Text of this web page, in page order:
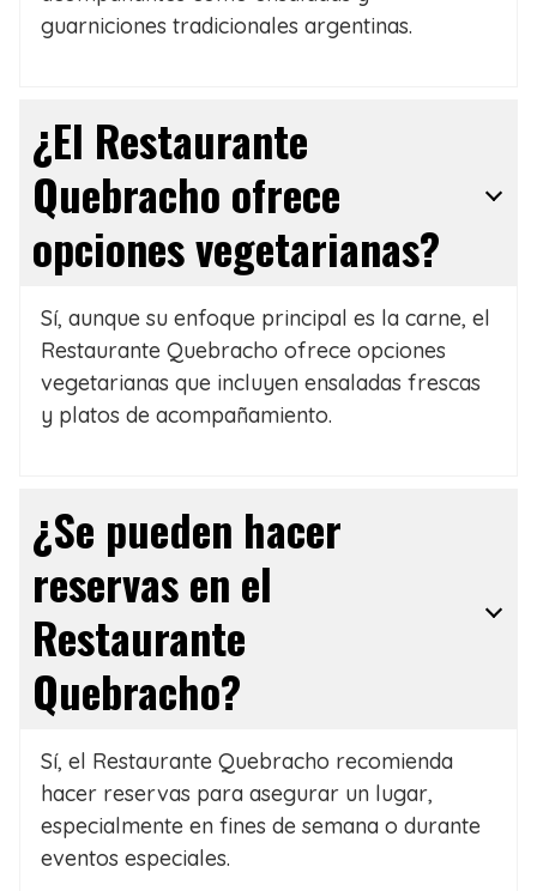
guarniciones tradicionales argentinas.
¿El Restaurante
Quebracho ofrece
opciones vegetarianas?
Sí, aunque su enfoque principal es la carne, el
Restaurante Quebracho ofrece opciones
vegetarianas que incluyen ensaladas frescas
y platos de acompañamiento.
¿Se pueden hacer
reservas en el
Restaurante
Quebracho?
Sí, el Restaurante Quebracho recomienda
hacer reservas para asegurar un lugar,
especialmente en fines de semana o durante
eventos especiales.